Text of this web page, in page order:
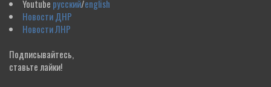
Youtube русский/english
Новости ДНР
Новости ЛНР
Подписывайтесь,
ставьте лайки!